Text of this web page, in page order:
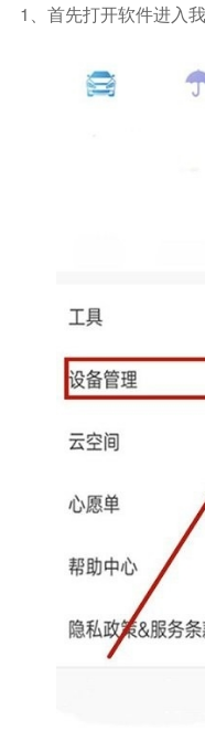
1、首先打开软件进入